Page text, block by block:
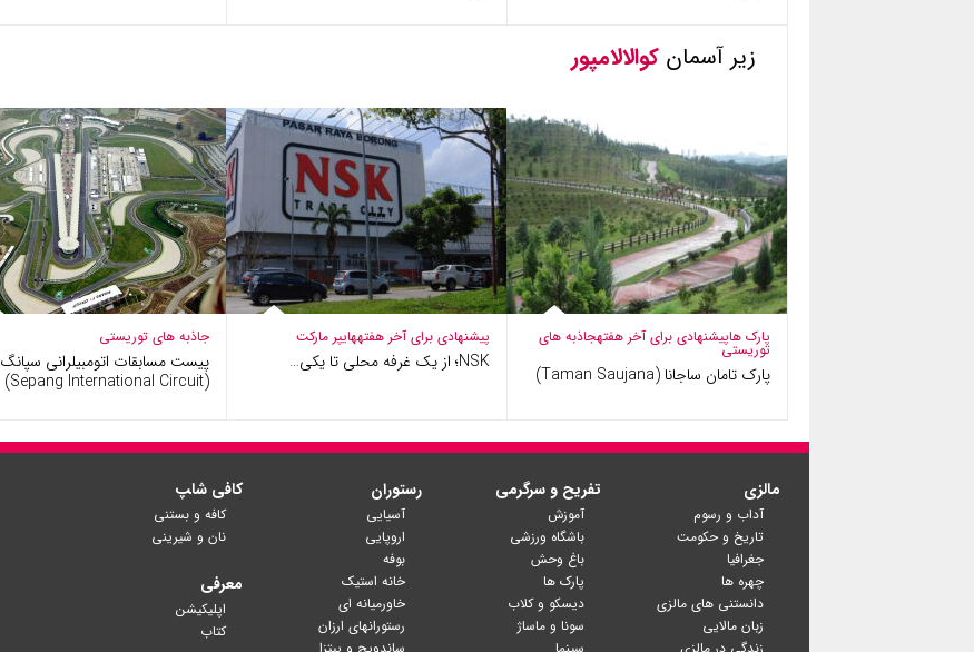
زیر آسمان کوالالامپور
پارک هاپیشنهادی برای آخر هفتهجاذبه های
توریستی
پارک تامان ساجانا (Taman Saujana)
پیشنهادی برای آخر هفتههایپر مارکت​
NSK؛ از یک غرفه محلی تا یکی…
جاذبه های توریستی
پیست مسابقات اتومبیلرانی سپانگ
(Sepang International Circuit)
مالزی
آداب و رسوم
تاریخ و حکومت
جغرافیا
چهره ها
دانستنی های مالزی
زبان مالایی
تفریح و سرگرمی
آموزش
باشگاه ورزشی
باغ وحش
پارک ها
دیسکو و کلاب
سونا و ماساژ
رستوران
آسیایی
اروپایی
بوفه
خانه استیک
خاورمیانه ای
رستورانهای ارزان
کافی شا‍پ
کافه و بستنی
نان و شیرینی
معرفی
اپلیکیشن
کتاب